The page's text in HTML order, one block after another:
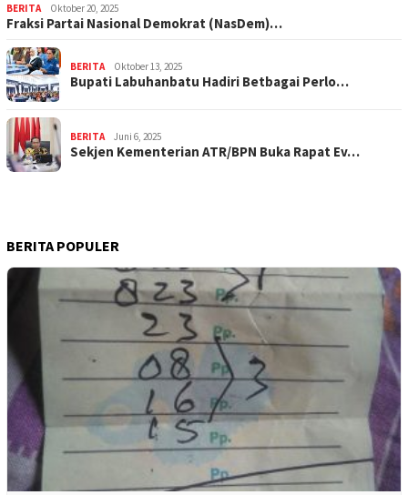
BERITA Oktober 20, 2025
Fraksi Partai Nasional Demokrat (NasDem)…
BERITA Oktober 13, 2025
Bupati Labuhanbatu Hadiri Betbagai Perlo…
BERITA Juni 6, 2025
Sekjen Kementerian ATR/BPN Buka Rapat Ev…
BERITA POPULER